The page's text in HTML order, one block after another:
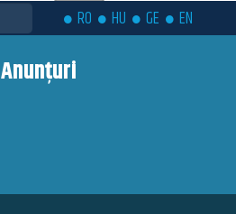
RO HU GE EN
Anunțuri